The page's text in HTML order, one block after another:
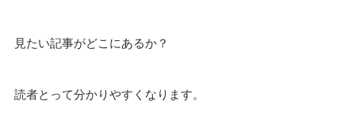
見たい記事がどこにあるか？
読者とって分かりやすくなります。